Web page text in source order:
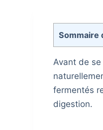
Sommaire
Avant de
fermentés
digestion.